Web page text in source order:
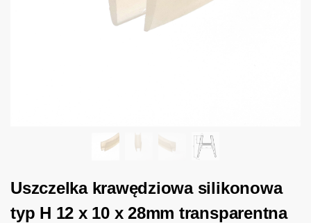
Uszczelka krawędziowa silikonowa
typ H 12 x 10 x 28mm transparentna